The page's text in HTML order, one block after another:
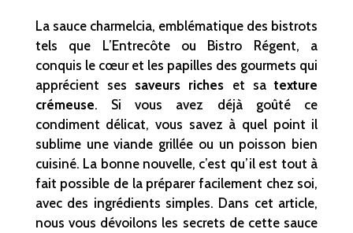
La sauce charmelcia, emblématique des bistrots
tels que L’Entrecôte ou Bistro Régent, a
conquis le cœur et les papilles des gourmets qui
apprécient ses saveurs riches et satexture
crémeuse. Si vous avez déjà goûté ce
condiment délicat, vous savez à quel point il
sublime une viande grillée ou un poisson bien
cuisiné. La bonne nouvelle, c’est qu’il est tout à
fait possible de la préparer facilement chez soi,
avec des ingrédients simples. Dans cet article,
nous vous dévoilons les secrets de cette sauce